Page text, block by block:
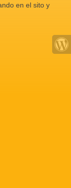
en el sito y